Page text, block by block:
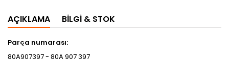
AÇIKLAMA BILGI & STOK
Parça numarası:
80A907397 - 80A 907 397